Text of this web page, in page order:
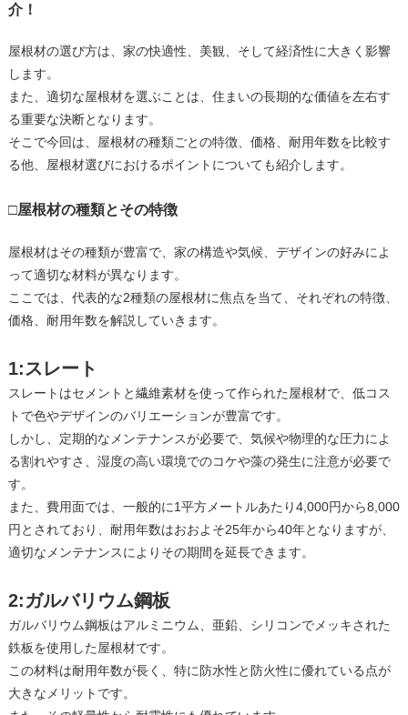
介！
屋根材の選び方は、家の快適性、美観、そして経済性に大きく影響
します。
また、適切な屋根材を選ぶことは、住まいの長期的な価値を左右す
る重要な決断となります。
そこで今回は、屋根材の種類ごとの特徴、価格、耐用年数を比較す
る他、屋根材選びにおけるポイントについても紹介します。
□屋根材の種類とその特徴
屋根材はその種類が豊富で、家の構造や気候、デザインの好みによ
って適切な材料が異なります。
ここでは、代表的な2種類の屋根材に焦点を当て、それぞれの特徴、
価格、耐用年数を解説していきます。
1:スレート
スレートはセメントと繊維素材を使って作られた屋根材で、低コス
トで色やデザインのバリエーションが豊富です。
しかし、定期的なメンテナンスが必要で、気候や物理的な圧力によ
る割れやすさ、湿度の高い環境でのコケや藻の発生に注意が必要で
す。
また、費用面では、一般的に1平方メートルあたり4,000円から8,000
円とされており、耐用年数はおおよそ25年から40年となりますが、
適切なメンテナンスによりその期間を延長できます。
2:ガルバリウム鋼板
ガルバリウム鋼板はアルミニウム、亜鉛、シリコンでメッキされた
鉄板を使用した屋根材です。
この材料は耐用年数が長く、特に防水性と防火性に優れている点が
大きなメリットです。